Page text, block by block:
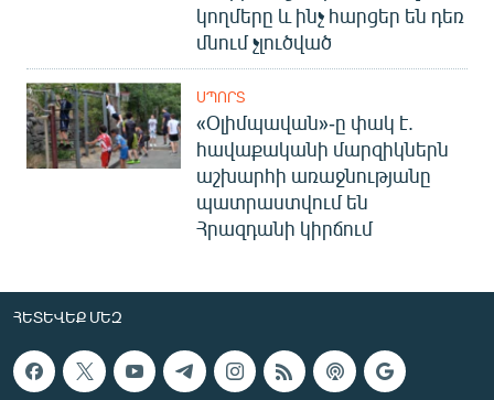
կողմերը և ինչ հարցեր են դեռ
մնում չլուծված
ՍՊՈՐՏ
«Օլիմպավան»-ը փակ է.
հավաքականի մարզիկներն
աշխարհի առաջնությանը
պատրաստվում են
Հրազդանի կիրճում
ՀԵՏԵՎԵՔ ՄԵԶ